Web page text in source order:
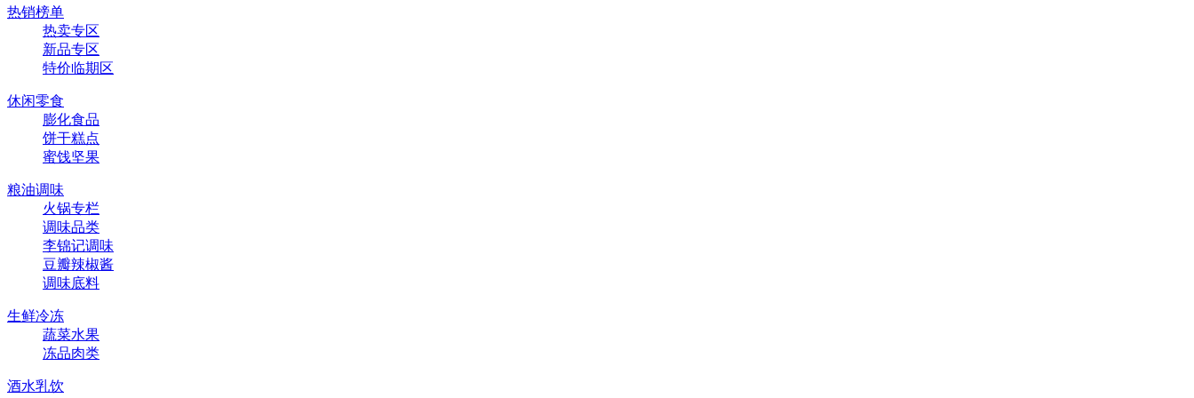
热销榜单
热卖专区
新品专区
特价临期区
休闲零食
膨化食品
饼干糕点
蜜饯坚果
粮油调味
火锅专栏
调味品类
李锦记调味
豆瓣辣椒酱
调味底料
生鲜冷冻
蔬菜水果
冻品肉类
酒水乳饮